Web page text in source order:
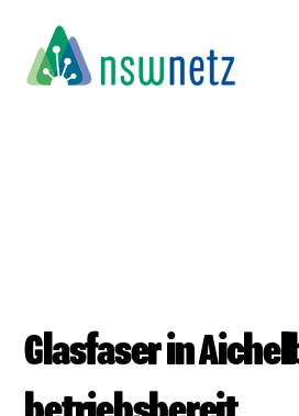
content
Glasfaser in